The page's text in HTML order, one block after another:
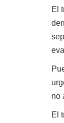
El
no
El